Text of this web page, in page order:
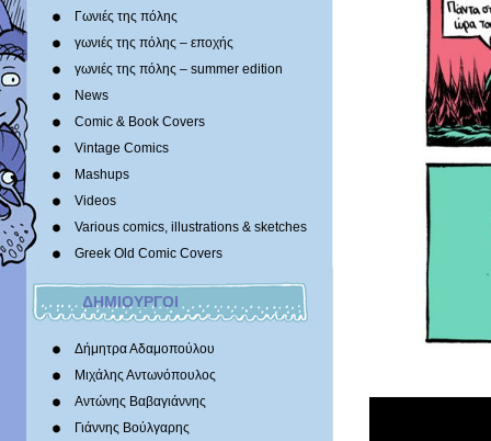
Γωνιές της πόλης
γωνιές της πόλης – εποχής
γωνιές της πόλης – summer edition
News
Comic & Book Covers
Vintage Comics
Mashups
Videos
Various comics, illustrations & sketches
Greek Old Comic Covers
ΔΗΜΙΟΥΡΓΟΙ
Δήμητρα Αδαμοπούλου
Μιχάλης Αντωνόπουλος
Αντώνης Βαβαγιάννης
Γιάννης Βούλγαρης